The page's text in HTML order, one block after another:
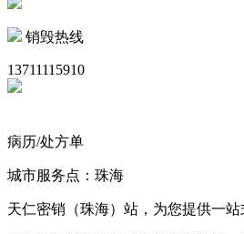
销毁热线
13711115910
病历/处方单
城市服务点：珠海
天仁密销（珠海）站，为您提供一